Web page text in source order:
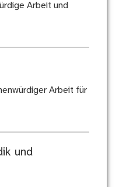
Arbeit und
Arbeit für
und